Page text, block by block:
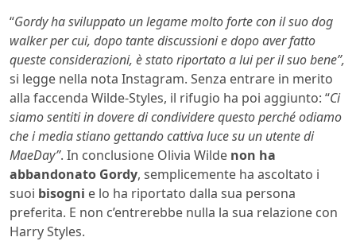
“Gordy ha sviluppato un legame molto forte con il suo dog
walker per cui, dopo tante discussioni e dopo aver fatto
queste considerazioni, è stato riportato a lui per il suo bene”,
si legge nella nota Instagram. Senza entrare in merito
alla faccenda Wilde-Styles, il rifugio ha poi aggiunto: “Ci
siamo sentiti in dovere di condividere questo perché odiamo
che i media stiano gettando cattiva luce su un utente di
MaeDay”. In conclusione Olivia Wilde non ha
abbandonato Gordy, semplicemente ha ascoltato i
suoi bisogni e lo ha riportato dalla sua persona
preferita. E non c’entrerebbe nulla la sua relazione con
Harry Styles.